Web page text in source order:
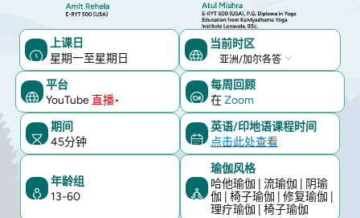
上课日
星期一至星期日
当前时区
当
前
时
区
平台
YouTube 直播•
每周回顾
在Zoom
期间
45分钟
英语/印地语课程时间
点击此处查看
年龄组
13-60
瑜伽风格
哈他瑜伽 | 流瑜伽 | 阴瑜
伽 | 椅子瑜伽 | 修复瑜伽 |
理疗瑜伽 | 椅子瑜伽